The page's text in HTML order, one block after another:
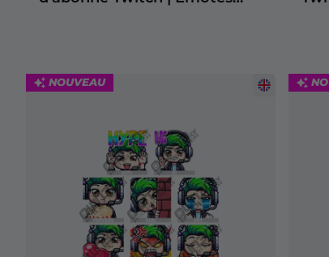
Overlays pour l'Hiver
NOUVEAU